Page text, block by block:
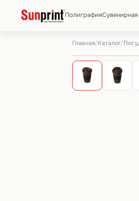
Полиграфия
Главная/Каталог/